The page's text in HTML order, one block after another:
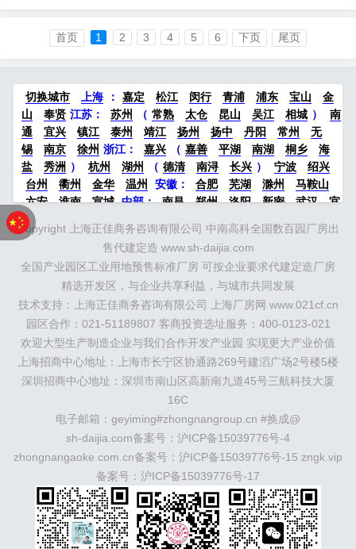
房、定制厂房以及生活配套建筑等，通过
不同的物业、商业和服务方案，满足不同
分钟虹桥国际机场：约1小时浦东国际机
场...
首页 1 2 3 4 5 6 下页 尾页
切换城市 上海 ： 嘉定 松江 闵行 青浦 浦东 宝山
金
山
奉贤 江苏： 苏州 （ 常熟 太仓 昆山 吴江 相城 ）
南
通
宜兴 镇江 泰州 靖江 扬州 扬中 丹阳 常州
无
锡
南京 徐州 浙江： 嘉兴 （ 嘉善 平湖 南湖 桐乡
海
盐
秀洲 ） 杭州 湖州 （ 德清 南浔 长兴 ） 宁波
绍兴
台州
衢州 金华 温州 安徽： 合肥 芜湖 滁州
马鞍山
六安
淮南 宣城 中部： 南昌 郑州 洛阳 新密 武汉
宜
昌
鲁：
北京 天津 廊坊 （ 固安 香河 大厂 永清 三河
霸
涿州 涞水 ） 太原 晋中 沈阳
绵阳
石家庄 沧州 唐山 潍坊 德州 威海 烟台
青岛
珠三角： 广州 东莞 江门 惠州 肇庆 中山 佛山
福建： 福州 漳州 泉州 龙岩 西南： 昆明 南宁 华北： 沈
阳
大连 海外园区： 印尼 泰国 越南 柬埔寨
马来西
亚
新加坡 墨西哥 荷兰 美国 地产商： 灯塔瓴科
中南高
科
华夏幸福 联东U谷 万洋 均和 平谦迈高 咨询热线：
400-0123-021
Copyright 上海正佳商务咨询有限公司 中南高科全国数百园厂房出
售代建定造 www.sh-daijia.com
全国产业园区工业用地预售标准厂房 可按企业要求代建定造厂房
精选开发区，与企业共享利益，与城市共同发展
技术支持：上海正佳商务咨询有限公司 上海厂房网 www.021cf.cn
园区合作：021-51189807 客商投资选址服务：400-0123-021
欢迎大型生产制造企业与我们合作开发产业园 实现更大产业价值
上海招商中心地址：上海市长宁区协通路269号建滔广场2号楼5楼
深圳招商中心地址：深圳市南山区高新南九道45号三航科技大厦
16C
电子邮箱：geyiming#zhongnangroup.cn #换成@
sh-daijia.com备案号： 沪ICP备15039776号-4
zhongnangaoke.com.cn备案号： 沪ICP备15039776号-15 zngk.vip
备案号： 沪ICP备15039776号-17